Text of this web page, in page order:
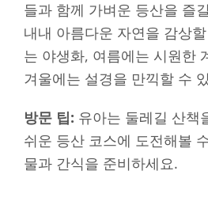
들과 함께 가벼운 등산을 즐
내내 아름다운 자연을 감상
는 야생화, 여름에는 시원한
겨울에는 설경을 만끽할 수
방문 팁: 유아는 둘레길 산책
쉬운 등산 코스에 도전해볼
물과 간식을 준비하세요.